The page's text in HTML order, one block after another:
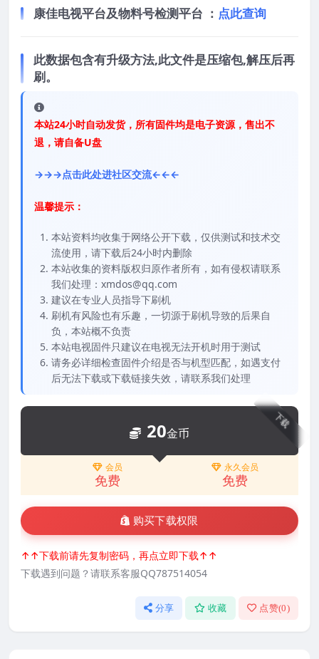
康佳电视平台及物料号检测平台 ： 点此查询
此数据包含有升级方法,此文件是压缩包,解压后再
刷。
本站24小时自动发货，所有固件均是电子资源，售出不
退，请自备U盘
→→→点击此处进社区交流←←←
温馨提示：
本站资料均收集于网络公开下载，仅供测试和技术交
流使用，请下载后24小时内删除
本站收集的资料版权归原作者所有，如有侵权请联系
我们处理：xmdos@qq.com
建议在专业人员指导下刷机
刷机有风险也有乐趣，一切源于刷机导致的后果自
负，本站概不负责
本站电视固件只建议在电视无法开机时用于测试
请务必详细检查固件介绍是否与机型匹配，如遇支付
后无法下载或下载链接失效，请联系我们处理
下载
20金币
会员
免费
永久会员
免费
购买下载权限
↑↑下载前请先复制密码，再点立即下载↑↑
下载遇到问题？请联系客服QQ787514054
分享 收藏 点赞(0)